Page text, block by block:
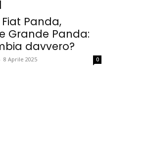
Panda,
Grande Panda:
davvero?
- 8 Aprile 2025 0